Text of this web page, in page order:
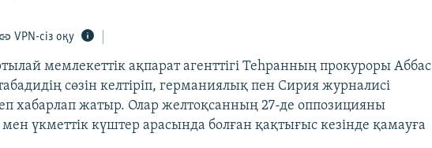
VPN-сіз оқу
мемлекеттік ақпарат агенттігі Теһранның прокуроры Аббас
сөзін келтіріп, германиялық пен Сирия журналисі
хабарлап жатыр. Олар желтоқсанның 27-де оппозицияны
үкметтік күштер арасында болған қақтығыс кезінде қамауға